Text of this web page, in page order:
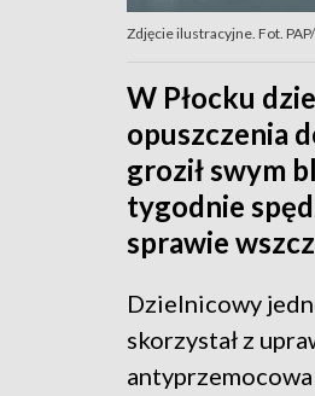
Zdjęcie ilustracyjne. Fot.
W Płocku
opuszczenia
groził swym
tygodnie
sprawie
Dzielnicowy
skorzystał z